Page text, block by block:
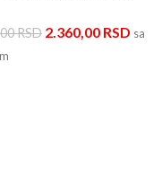
RSD 2.360,00 RSD sa